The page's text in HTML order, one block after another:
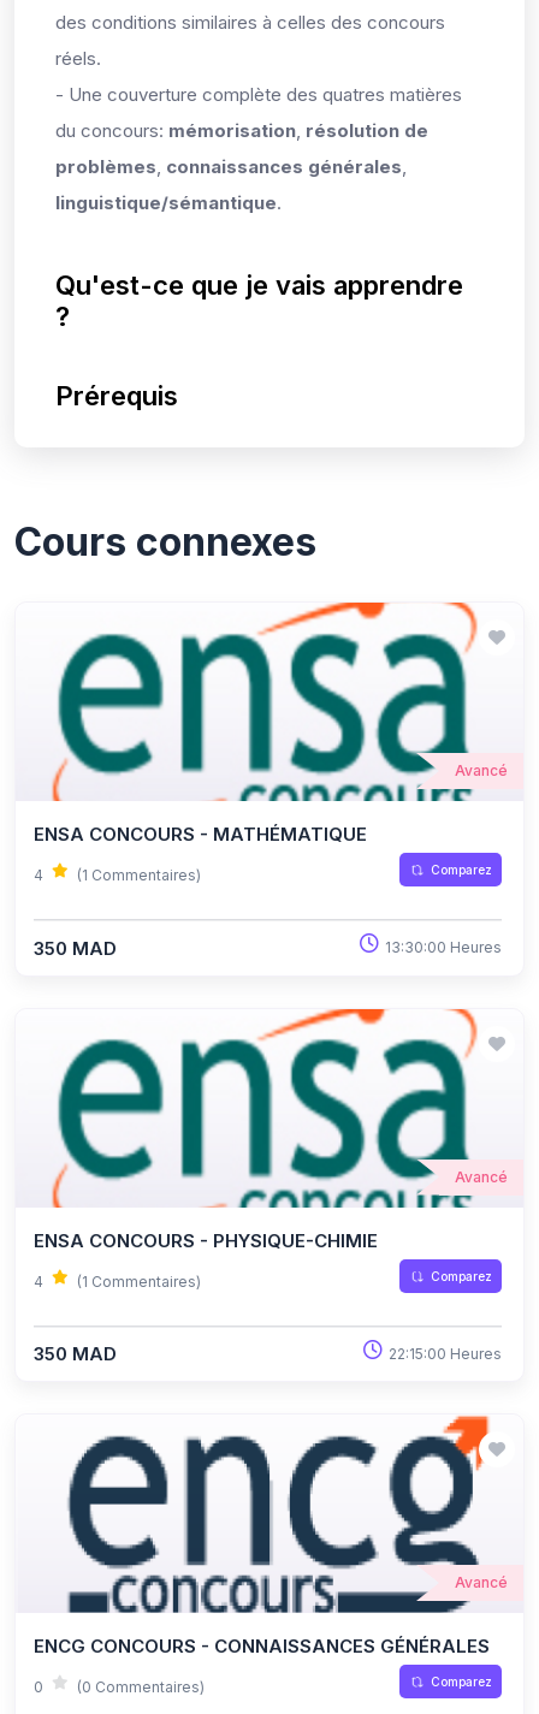
des conditions similaires à celles des concours
réels.
- Une couverture complète des quatres matières
du concours: mémorisation, résolution de
problèmes, connaissances générales,
linguistique/sémantique.
Qu'est-ce que je vais apprendre
?
Prérequis
Cours connexes
Avancé
ENSA CONCOURS - MATHÉMATIQUE
4 (1 Commentaires) Comparez
350 MAD 13:30:00 Heures
Avancé
ENSA CONCOURS - PHYSIQUE-CHIMIE
4 (1 Commentaires) Comparez
350 MAD 22:15:00 Heures
Avancé
ENCG CONCOURS - CONNAISSANCES GÉNÉRALES
0 (0 Commentaires) Comparez